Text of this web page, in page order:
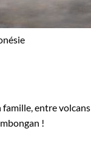
entre volcans
!